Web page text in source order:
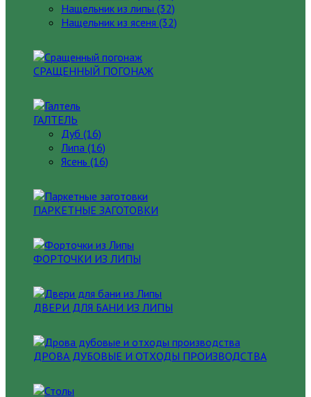
Нащельник из липы (32)
Нащельник из ясеня (32)
СРАЩЕННЫЙ ПОГОНАЖ
ГАЛТЕЛЬ
Дуб (16)
Липа (16)
Ясень (16)
ПАРКЕТНЫЕ ЗАГОТОВКИ
ФОРТОЧКИ ИЗ ЛИПЫ
ДВЕРИ ДЛЯ БАНИ ИЗ ЛИПЫ
ДРОВА ДУБОВЫЕ И ОТХОДЫ ПРОИЗВОДСТВА